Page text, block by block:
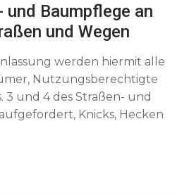
und Baumpflege an
und Wegen
werden hiermit alle
Nutzungsberechtigte
3 und 4 des Straßen- und
Knicks, Hecken